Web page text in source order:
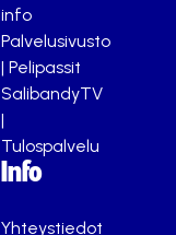
info
Palvelusivusto
| Pelipassit
SalibandyTV
|
Tulospalvelu
Info
Yhteystiedot